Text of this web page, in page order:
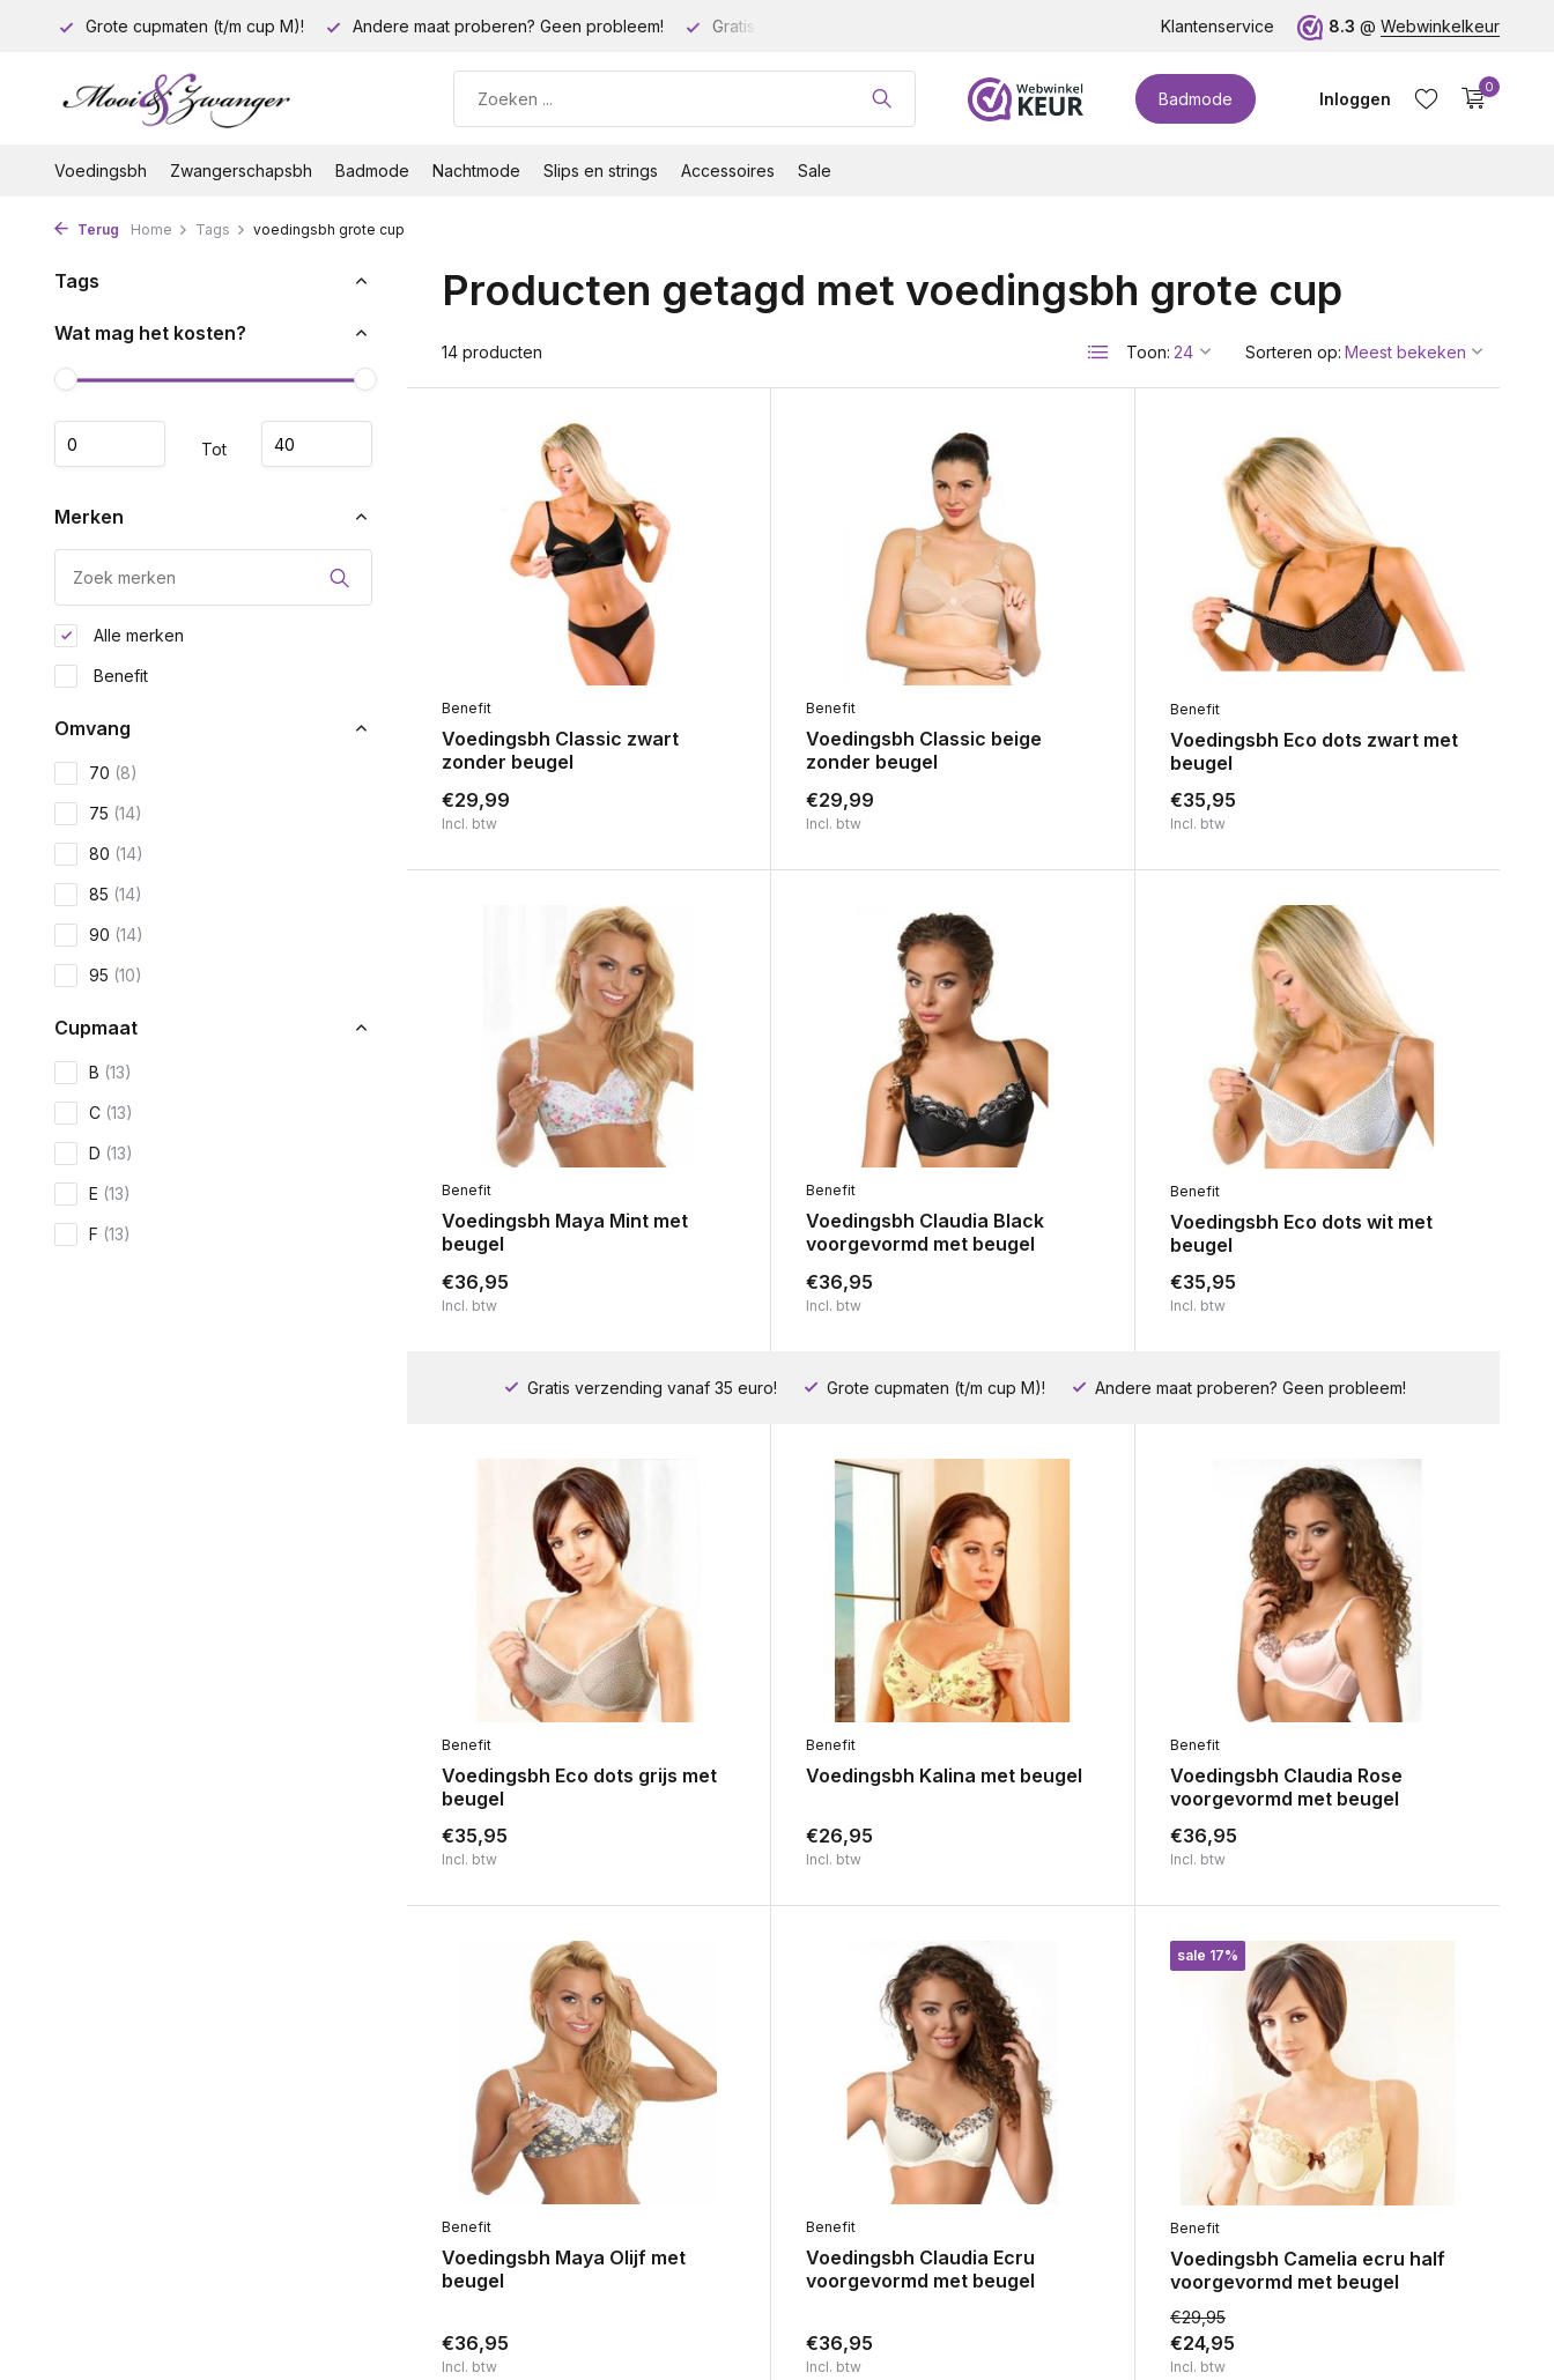
Grote cupmaten (t/m cup M)! Andere maat proberen? Geen probleem! Gratis verzending vanaf 35 euro! Grote cupmaten (t/m cup M)!
Klantenservice 8.3 @ Webwinkelkeur
Badmode Inloggen
0
Voedingsbh Zwangerschapsbh Badmode Nachtmode Slips en strings Accessoires Sale
Terug Home Tags voedingsbh grote cup
Tags
Wat mag het kosten?
Tot
Merken
Alle merken
Benefit
Omvang
70 (8)
75 (14)
80 (14)
85 (14)
90 (14)
95 (10)
Cupmaat
B (13)
C (13)
D (13)
E (13)
F (13)
Producten getagd met voedingsbh grote cup
14 producten Toon: Sorteren op:
Benefit
Voedingsbh Classic zwart
zonder beugel
€29,99
Incl. btw
Benefit
Voedingsbh Classic beige
zonder beugel
€29,99
Incl. btw
Benefit
Voedingsbh Eco dots zwart met
beugel
€35,95
Incl. btw
Benefit
Voedingsbh Maya Mint met
beugel
€36,95
Incl. btw
Benefit
Voedingsbh Claudia Black
voorgevormd met beugel
€36,95
Incl. btw
Benefit
Voedingsbh Eco dots wit met
beugel
€35,95
Incl. btw
Gratis verzending vanaf 35 euro! Grote cupmaten (t/m cup M)! Andere maat proberen? Geen probleem!
Benefit
Voedingsbh Eco dots grijs met
beugel
€35,95
Incl. btw
Benefit
Voedingsbh Kalina met beugel
€26,95
Incl. btw
Benefit
Voedingsbh Claudia Rose
voorgevormd met beugel
€36,95
Incl. btw
Benefit
Voedingsbh Maya Olijf met
beugel
€36,95
Incl. btw
Benefit
Voedingsbh Claudia Ecru
voorgevormd met beugel
€36,95
Incl. btw
sale 17%
Benefit
Voedingsbh Camelia ecru half
voorgevormd met beugel
€29,95
€24,95
Incl. btw